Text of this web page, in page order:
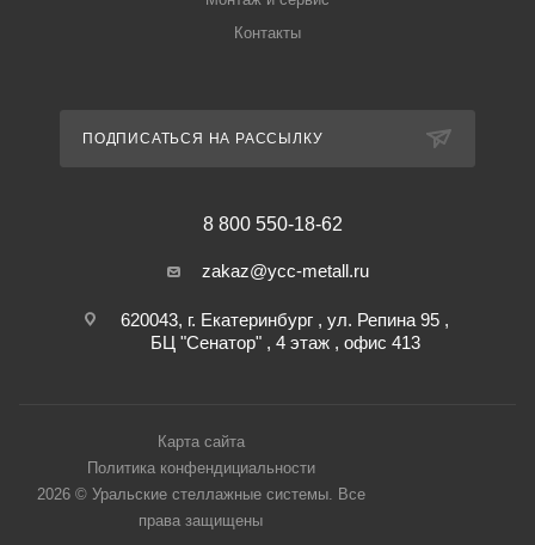
Контакты
ПОДПИСАТЬСЯ НА РАССЫЛКУ
8 800 550-18-62
zakaz@ycc-metall.ru
620043, г. Екатеринбург , ул. Репина 95 ,
БЦ "Сенатор" , 4 этаж , офис 413
Карта сайта
Политика конфендициальности
2026 © Уральские стеллажные системы. Все
права защищены